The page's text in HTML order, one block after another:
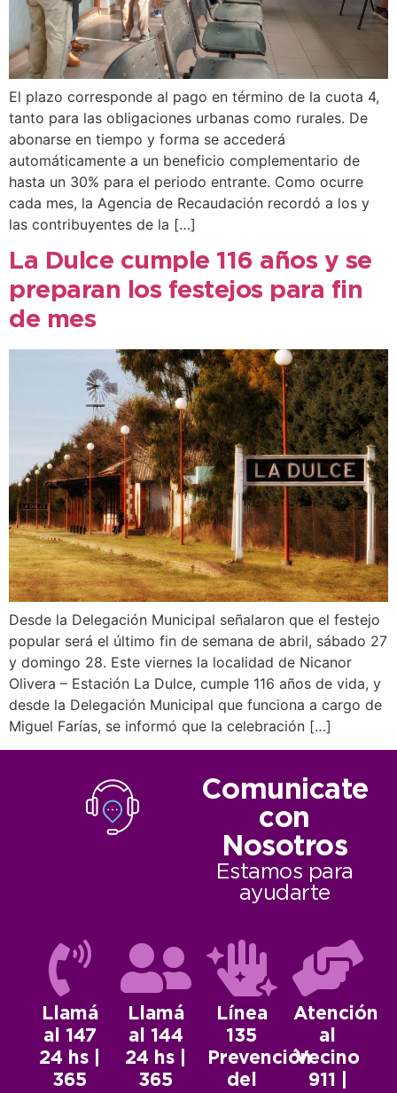
El plazo corresponde al pago en término de la cuota 4,
tanto para las obligaciones urbanas como rurales. De
abonarse en tiempo y forma se accederá
automáticamente a un beneficio complementario de
hasta un 30% para el periodo entrante. Como ocurre
cada mes, la Agencia de Recaudación recordó a los y
las contribuyentes de la […]
La Dulce cumple 116 años y se
preparan los festejos para fin
de mes
Desde la Delegación Municipal señalaron que el festejo
popular será el último fin de semana de abril, sábado 27
y domingo 28. Este viernes la localidad de Nicanor
Olivera – Estación La Dulce, cumple 116 años de vida, y
desde la Delegación Municipal que funciona a cargo de
Miguel Farías, se informó que la celebración […]
Comunicate
con
Nosotros
Estamos para
ayudarte
Llamá
al 147
24 hs |
365
Llamá
al 144
24 hs |
365
Línea
135
Prevención
del
Atención
al
Vecino
911 |